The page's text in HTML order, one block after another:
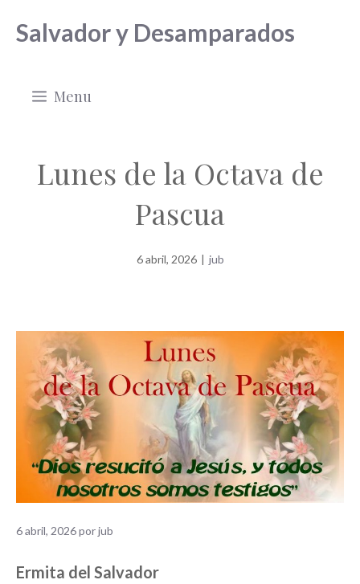
Salvador y Desamparados
Menu
Lunes de la Octava de
Pascua
6 abril, 2026 | jub
6 abril, 2026porjub
Ermita del Salvador